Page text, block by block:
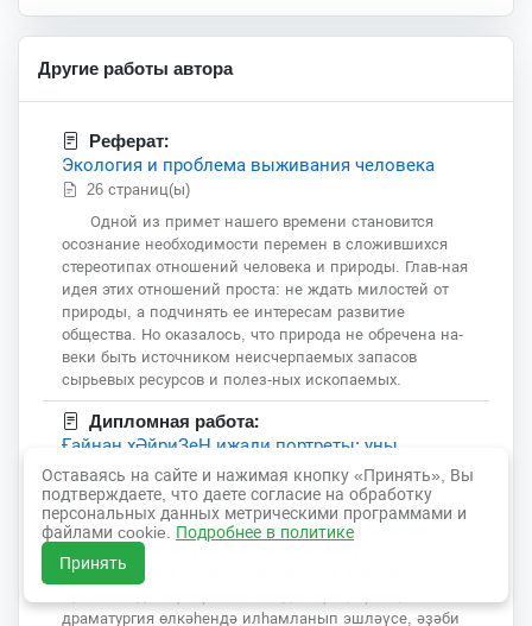
Другие работы автора
Реферат:
Экология и проблема выживания человека
26 страниц(ы)
Одной из примет нашего времени становится
осознание необходимости перемен в сложившихся
стереотипах отношений человека и природы. Глав-ная
идея этих отношений проста: не ждать милостей от
природы, а подчинять ее интересам развитие
общества. Но оказалось, что природа не обречена на-
веки быть источником неисчерпаемых запасов
сырьевых ресурсов и полез-ных ископаемых.
Дипломная работа:
Ғайнан хӘйриҘеҢ ижади портреты: уны
мӘктӘптӘ ӨйрӘнеҮ перспективаҺы.
73 страниц(ы)
Беҙҙең эшебеҙҙең темаһы – Ғайнан Хәйриҙең
ижади портреты: уны мәктәптә өйрәнеү
перспективаһы. Теманың актуаллеге. Башҡорт
драматургия өлкәһендә илһамланып эшләүсе, әҙәби
Оставаясь на сайте и нажимая кнопку «Принять», Вы
подтверждаете, что даете согласие на обработку
персональных данных метрическими программами и
файлами cookie. Подробнее в политике
Принять